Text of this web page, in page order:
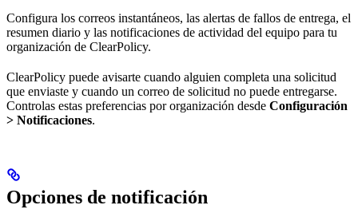
Configura los correos instantáneos, las alertas de fallos de entrega, el
resumen diario y las notificaciones de actividad del equipo para tu
organización de ClearPolicy.
ClearPolicy puede avisarte cuando alguien completa una solicitud
que enviaste y cuando un correo de solicitud no puede entregarse.
Controlas estas preferencias por organización desde Configuración
> Notificaciones.
Opciones de notificación